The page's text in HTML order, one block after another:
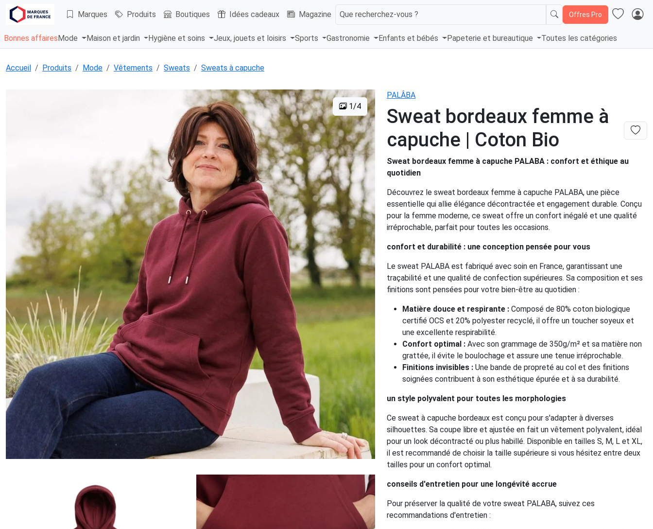
Marques Produits Boutiques Idées cadeaux Magazine Que recherchez-vous ? Offres Pro
Bonnes affaires Mode Maison et jardin Hygiène et soins Jeux, jouets et loisirs Sports Gastronomie Enfants et bébés Papeterie et bureautique Toutes les catégories
Accueil Produits Mode Vêtements Sweats Sweats à capuche
1/4
PALÂBA
Sweat bordeaux femme à
capuche | Coton Bio
Sweat bordeaux femme à capuche PALABA : confort et éthique au
quotidien
Découvrez le sweat bordeaux femme à capuche PALABA, une pièce
essentielle qui allie élégance décontractée et engagement durable. Conçu
pour la femme moderne, ce sweat offre un confort inégalé et une qualité
irréprochable, parfait pour toutes les occasions.
confort et durabilité : une conception pensée pour vous
Le sweat PALABA est fabriqué avec soin en France, garantissant une
traçabilité et une qualité de confection supérieures. Sa composition et ses
finitions sont pensées pour votre bien-être au quotidien :
Matière douce et respirante : Composé de 80% coton biologique
certifié OCS et 20% polyester recyclé, il offre un toucher soyeux et
une excellente respirabilité.
Confort optimal : Avec son grammage de 350g/m² et sa matière non
grattée, il évite le boulochage et assure une tenue irréprochable.
Finitions invisibles : Une bande de propreté au col et des finitions
soignées contribuent à son esthétique épurée et à sa durabilité.
un style polyvalent pour toutes les morphologies
Ce sweat à capuche bordeaux est conçu pour s'adapter à diverses
silhouettes. Sa coupe libre et ajustée en fait un vêtement polyvalent, idéal
pour un look décontracté ou plus habillé. Disponible en tailles S, M, L et XL,
il est recommandé de choisir la taille supérieure si vous hésitez entre deux
tailles pour un confort optimal.
conseils d'entretien pour une longévité accrue
Pour préserver la qualité de votre sweat PALABA, suivez ces
recommandations d'entretien :